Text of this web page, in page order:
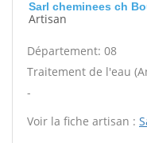
Sarl cheminees ch
Artisan
Département: 08
Traitement de l'eau
-
Voir la fiche artisan :